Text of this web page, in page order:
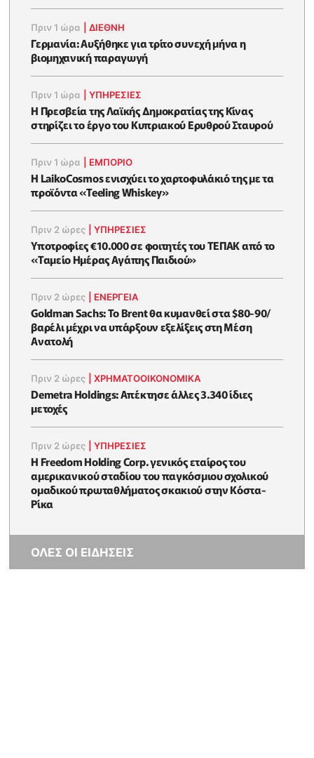
Πριν 1 ώρα |ΔΙΕΘΝΗ
Γερμανία: Αυξήθηκε για τρίτο συνεχή μήνα η
βιομηχανική παραγωγή
Πριν 1 ώρα |ΥΠΗΡΕΣΙΕΣ
Η Πρεσβεία της Λαϊκής Δημοκρατίας της Κίνας
στηρίζει το έργο του Κυπριακού Ερυθρού Σταυρού
Πριν 1 ώρα ΕΜΠΟΡΙΟ
Η LaikoCosmos ενισχύει το χαρτοφυλάκιό της με τα
προϊόντα «Teeling Whiskey»
Πριν 2 ώρες |ΥΠΗΡΕΣΙΕΣ
Υποτροφίες €10.000 σε φοιτητές του ΤΕΠΑΚ από το
«Ταμείο Ημέρας Αγάπης Παιδιού»
Πριν 2 ώρες ΕΝΈΡΓΕΙΑ
Goldman Sachs: Το Brent θα κυμανθεί στα $80-90/
βαρέλι μέχρι να υπάρξουν εξελίξεις στη Μέση
Ανατολή
Πριν 2 ώρες |ΧΡΗΜΑΤΟΟΙΚΟΝΟΜΙΚΆ
Demetra Holdings: Απέκτησε άλλες 3.340 ίδιες
μετοχές
Πριν 2 ώρες |ΥΠΗΡΕΣΙΕΣ
Η Freedom Holding Corp. γενικός εταίρος του
αμερικανικού σταδίου του παγκόσμιου σχολικού
ομαδικού πρωταθλήματος σκακιού στην Κόστα-
Ρίκα
ΟΛΕΣ ΟΙ ΕΙΔΗΣΕΙΣ